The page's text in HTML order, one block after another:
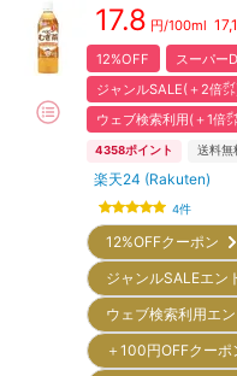
17.8 円/100ml
12%OFF スーパー
ジャンルSALE(＋2倍
ウェブ検索利用(＋1倍
4358ポイント 送料無
楽天24 (Rakuten)
4件
12%OFFクーポン
ジャンルSALEエ
ウェブ検索利用エ
＋100円OFFクー